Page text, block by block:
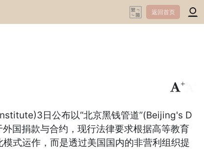
返回首页
+
日公布以“北京黑钱管道”(Beijing's D
国捐款与合约，现行法律要求根据高等教育
式运作，而是透过美国国内的非营利组织提